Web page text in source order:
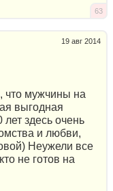
63
19 авг 2014
что мужчины на
выгодная
здесь очень
и любви,
Неужели все
не готов на